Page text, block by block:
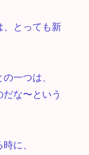
、とっても新
一つは、
な〜という
に、